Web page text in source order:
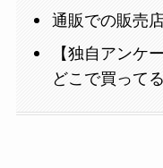
通販での販売
【独自アンケ
どこで買って